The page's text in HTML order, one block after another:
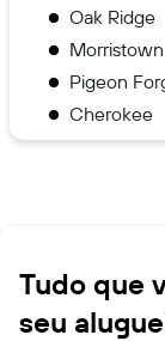
Oak Ridge
Morristown
Pigeon
Cherokee
Tudo que
seu